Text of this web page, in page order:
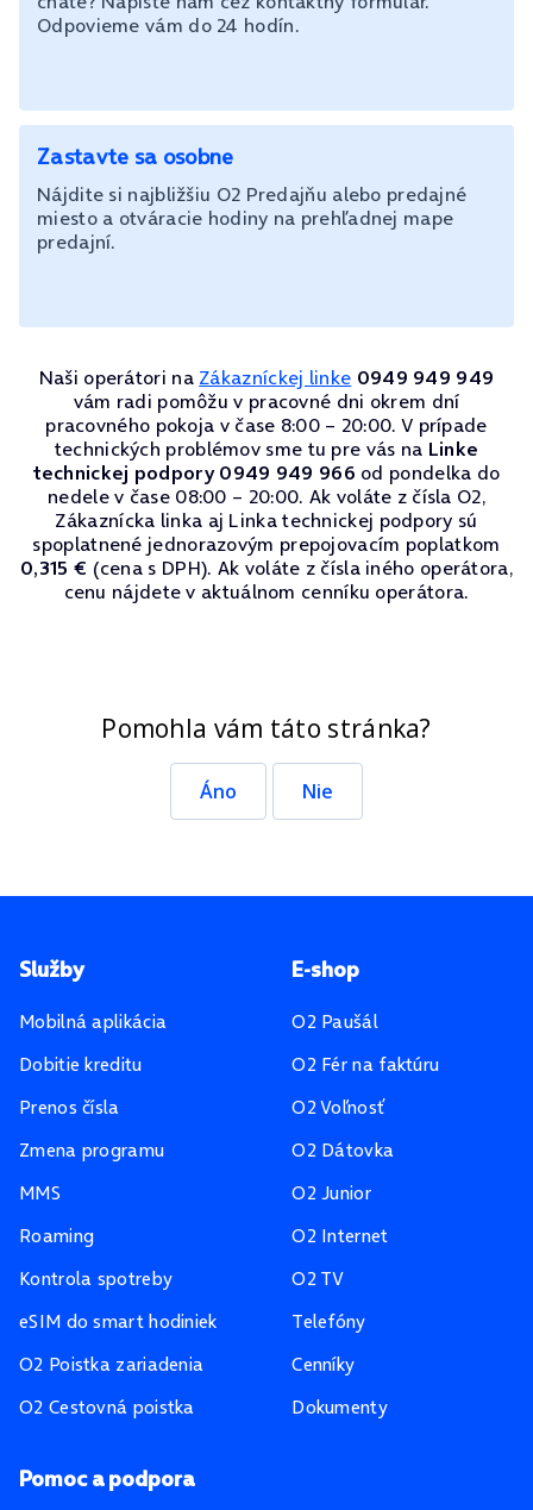
Odpovieme vám do 24 hodín.
Zastavte sa osobne
Nájdite si najbližšiu O2 Predajňu alebo predajné
miesto a otváracie hodiny na prehľadnej mape
predajní.
Naši operátori na Zákazníckej linke 0949 949 949
vám radi pomôžu v pracovné dni okrem dní
pracovného pokoja v čase 8:00 – 20:00. V prípade
technických problémov sme tu pre vás na Linke
technickej podpory 0949 949 966 od pondelka do
nedele v čase 08:00 – 20:00. Ak voláte z čísla O2,
Zákaznícka linka aj Linka technickej podpory sú
spoplatnené jednorazovým prepojovacím poplatkom
0,315 € (cena s DPH). Ak voláte z čísla iného operátora,
cenu nájdete v aktuálnom cenníku operátora.
Pomohla vám táto stránka?
Áno Nie
Pätička stránky
Služby
Mobilná aplikácia
Dobitie kreditu
Prenos čísla
Zmena programu
MMS
Roaming
Kontrola spotreby
eSIM do smart hodiniek
O2 Poistka zariadenia
O2 Cestovná poistka
E-shop
O2 Paušál
O2 Fér na faktúru
O2 Voľnosť
O2 Dátovka
O2 Junior
O2 Internet
O2 TV
Telefóny
Cenníky
Dokumenty
Pomoc a podpora